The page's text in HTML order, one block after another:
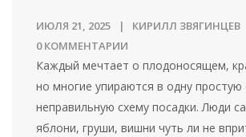
ИЮЛЯ 21, 2025
КИРИЛЛ ЗВЯГИНЦЕВ
0 КОММЕНТАРИИ
Каждый мечтает о плодоносящем,
но многие упираются в одну
неправильную схему посадки. Люди
яблони, груши, вишни чуть ли не